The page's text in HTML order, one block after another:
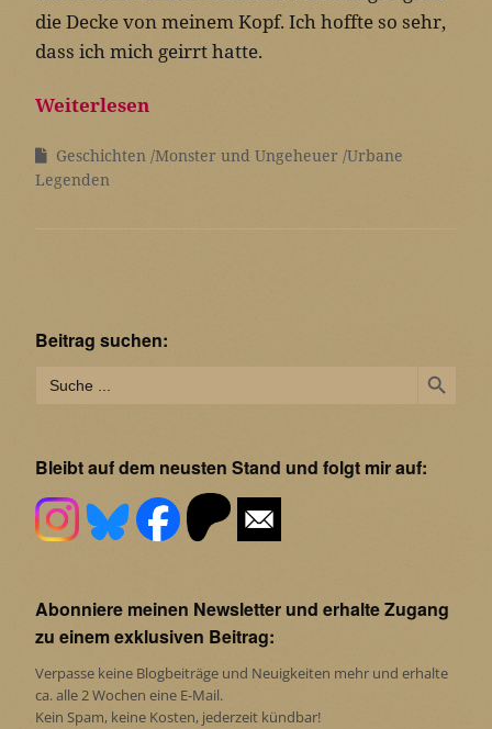
die Decke von meinem Kopf. Ich hoffte so sehr,
dass ich mich geirrt hatte.
Weiterlesen
Geschichten Monster und Ungeheuer Urbane
Legenden
Beitrag suchen:
for:
Bleibt auf dem neusten Stand und folgt mir auf:
Abonniere meinen Newsletter und erhalte Zugang
zu einem exklusiven Beitrag:
Verpasse keine Blogbeiträge und Neuigkeiten mehr und erhalte
ca. alle 2 Wochen eine E-Mail.
Kein Spam, keine Kosten, jederzeit kündbar!